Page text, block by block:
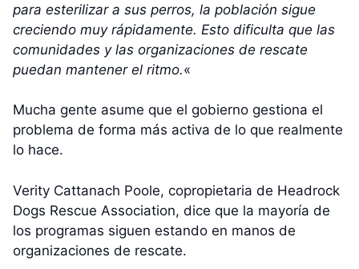
para esterilizar a sus perros, la población sigue
creciendo muy rápidamente. Esto dificulta que las
comunidades y las organizaciones de rescate
puedan mantener el ritmo.«
Mucha gente asume que el gobierno gestiona el
problema de forma más activa de lo que realmente
lo hace.
Verity Cattanach Poole, copropietaria de Headrock
Dogs Rescue Association, dice que la mayoría de
los programas siguen estando en manos de
organizaciones de rescate.